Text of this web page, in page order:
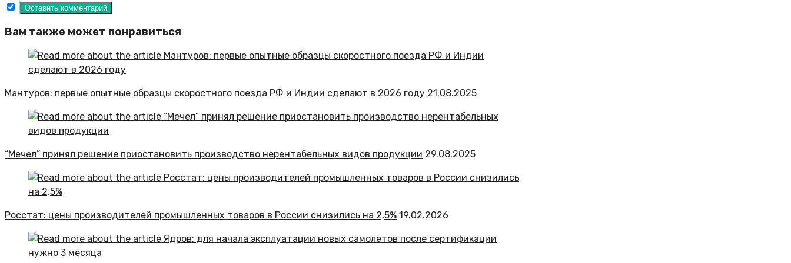
Вам также может понравиться
Мантуров: первые опытные образцы скоростного поезда РФ и Индии сделают в 2026 году 21.08.2025
“Мечел” принял решение приостановить производство нерентабельных видов продукции 29.08.2025
Росстат: цены производителей промышленных товаров в России снизились на 2,5% 19.02.2026